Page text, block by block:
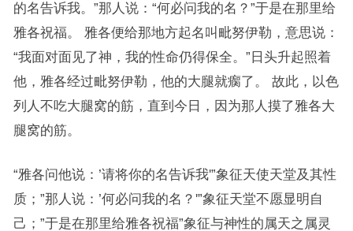
的名告诉我。”那人说：“何必问我的名？”于是在那里给
雅各祝福。 雅各便给那地方起名叫毗努伊勒，意思说：
“我面对面见了神，我的性命仍得保全。”日头升起照着
他，雅各经过毗努伊勒，他的大腿就瘸了。 故此，以色
列人不吃大腿窝的筋，直到今日，因为那人摸了雅各大
腿窝的筋。
“雅各问他说：’请将你的名告诉我'”象征天使天堂及其性
质；”那人说：’何必问我的名？'”象征天堂不愿显明自
己；”于是在那里给雅各祝福”象征与神性的属天之属灵